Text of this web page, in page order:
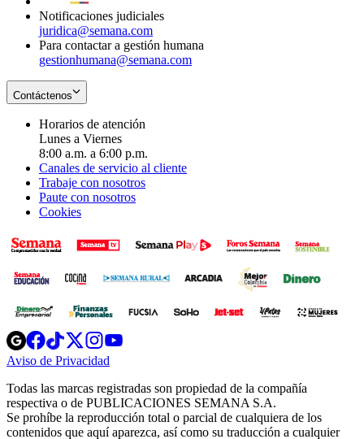
Notificaciones judiciales
juridica@semana.com
Para contactar a gestión humana
gestionhumana@semana.com
Contáctenos
Horarios de atención
Lunes a Viernes
8:00 a.m. a 6:00 p.m.
Canales de servicio al cliente
Trabaje con nosotros
Paute con nosotros
Cookies
Opens
in
new
Opens
in
new
Opens
in
new
window
Opens
new
windowwindow
Aviso de Privacidad
new
window
Todas las marcas registradas son propiedad de la compañía
respectiva o de PUBLICACIONES SEMANA S.A.
Se prohíbe la reproducción total o parcial de cualquiera de los
contenidos que aquí aparezca, así como su traducción a cualquier